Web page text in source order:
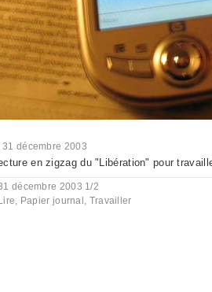
|31 décembre 2003
en zigzag du "Libération" pour
décembre 2003 1/2
Lire, Papier journal , Travailler